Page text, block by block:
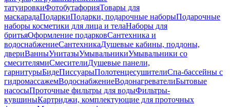
татуировкиФотобутафорияТовары для
маскарадаПодаркиПодарки, подарочные наборыПодарочные
наборы косметики для лица и телаНаборы для
бритьяОформление подарковСантехника и
водоснабжениеСантехникаДушевые кабины, поддоны,
двериВанныУнитазыУмывальникиУмывальники со
смесителямиСмесителиДушевые панели,
гарнитурыБидеПиссуарыПолотенцесушителиСпа-бассейны с
гидромассажемВодоснабжениеВодонагревателиБытовые
насосыПроточные фильтры для водыФильтры-
кувшиныКартриджи, комплектующие для проточных